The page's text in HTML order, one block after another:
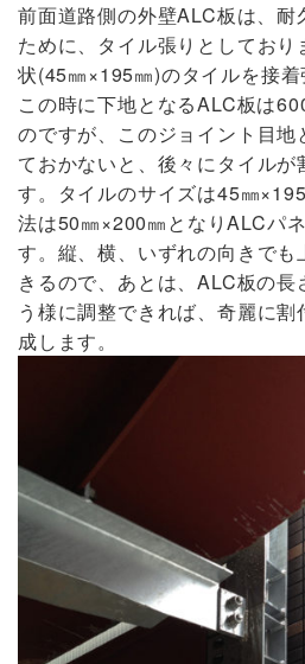
前面道路側の外壁ALC板は、耐
ために、タイル張りとしてお
状(45㎜×195㎜)のタイルを接着
この時に下地となるALC板は
のですが、このジョイント目
ておかないと、後々にタイルが
す。タイルのサイズは45㎜
法は50㎜×200㎜となりALCパ
す。縦、横、いずれの向きで
きるので、あとは、ALC板の
う様に調整できれば、奇麗に
成します。